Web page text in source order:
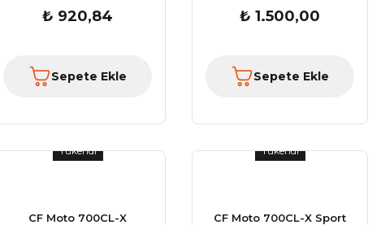
₺ 920,84
Sepete Ekle
₺ 1.500,00
Sepete Ekle
Tükendi
CF Moto 700CL-X
Tükendi
CF Moto 700CL-X Sport